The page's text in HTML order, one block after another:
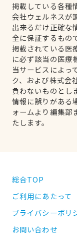
掲載している各種
会社ウェルネスが
出来るだけ正確な
全に保証するもの
掲載されている医
に必ず該当の医療
当サービスによっ
ク、および株式会
負わないものとし
情報に誤りがある
ォームより編集部
たします。
総合TOP
ご利用にあたって
プライバシーポリ
お問い合わせ